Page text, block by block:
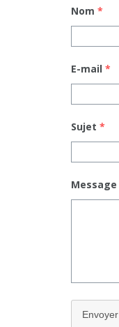
Nom *
E-mail *
Sujet *
Message
Envoyer